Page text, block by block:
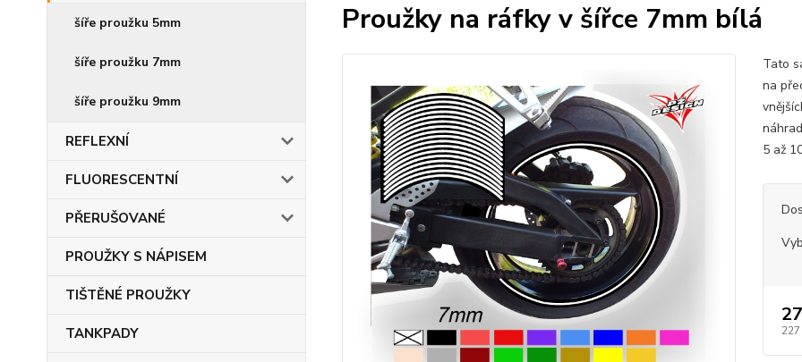
šíře proužku 5mm
šíře proužku 7mm
šíře proužku 9mm
REFLEXNÍ
FLUORESCENTNÍ
PŘERUŠOVANÉ
PROUŽKY S NÁPISEM
TIŠTĚNÉ PROUŽKY
TANKPADY
Proužky na ráfky v šířce 7mm bílá
Tato
na
5 až
227